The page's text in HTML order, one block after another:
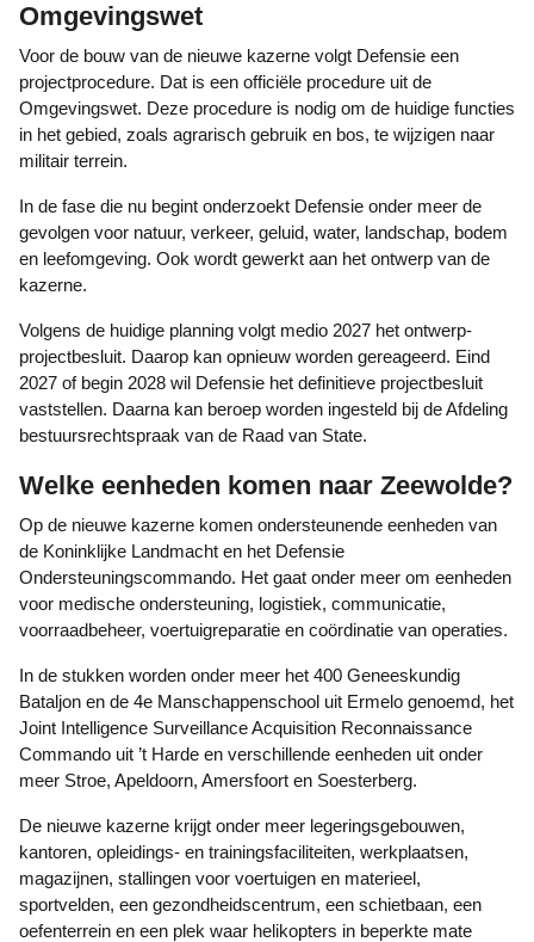
Omgevingswet
Voor de bouw van de nieuwe kazerne volgt Defensie een
projectprocedure. Dat is een officiële procedure uit de
Omgevingswet. Deze procedure is nodig om de huidige functies
in het gebied, zoals agrarisch gebruik en bos, te wijzigen naar
militair terrein.
In de fase die nu begint onderzoekt Defensie onder meer de
gevolgen voor natuur, verkeer, geluid, water, landschap, bodem
en leefomgeving. Ook wordt gewerkt aan het ontwerp van de
kazerne.
Volgens de huidige planning volgt medio 2027 het ontwerp-
projectbesluit. Daarop kan opnieuw worden gereageerd. Eind
2027 of begin 2028 wil Defensie het definitieve projectbesluit
vaststellen. Daarna kan beroep worden ingesteld bij de Afdeling
bestuursrechtspraak van de Raad van State.
Welke eenheden komen naar Zeewolde?
Op de nieuwe kazerne komen ondersteunende eenheden van
de Koninklijke Landmacht en het Defensie
Ondersteuningscommando. Het gaat onder meer om eenheden
voor medische ondersteuning, logistiek, communicatie,
voorraadbeheer, voertuigreparatie en coördinatie van operaties.
In de stukken worden onder meer het 400 Geneeskundig
Bataljon en de 4e Manschappenschool uit Ermelo genoemd, het
Joint Intelligence Surveillance Acquisition Reconnaissance
Commando uit ’t Harde en verschillende eenheden uit onder
meer Stroe, Apeldoorn, Amersfoort en Soesterberg.
De nieuwe kazerne krijgt onder meer legeringsgebouwen,
kantoren, opleidings- en trainingsfaciliteiten, werkplaatsen,
magazijnen, stallingen voor voertuigen en materieel,
sportvelden, een gezondheidscentrum, een schietbaan, een
oefenterrein en een plek waar helikopters in beperkte mate